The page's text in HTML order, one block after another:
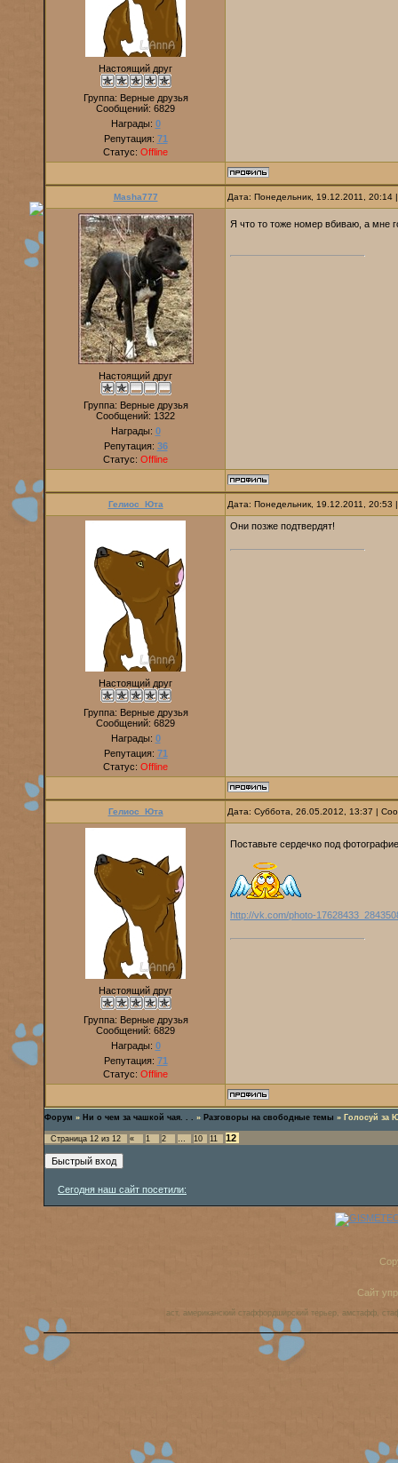
Настоящий друг
Группа: Верные друзья
Сообщений: 6829
Награды: 0
Репутация: 71
Статус: Offline
Masha777 Дата: Понедельник, 19.12.2011,
Настоящий друг
Группа: Верные друзья
Сообщений: 1322
Награды: 0
Репутация: 36
Статус: Offline
Я что то тоже номер вбиваю, а мне
Гелиос_Юта Дата: Понедельник, 19.12.2011,
Настоящий друг
Группа: Верные друзья
Сообщений: 6829
Награды: 0
Репутация: 71
Статус: Offline
Они позже подтвердят!
Гелиос_Юта Дата: Суббота, 26.05.2012, 13:37 |
Настоящий друг
Группа: Верные друзья
Сообщений: 6829
Награды: 0
Репутация: 71
Статус: Offline
Поставьте сердечко под
http://vk.com/photo-
Форум » Ни о чем за чашкой чая. . . » Разговоры на свободные темы » Голосуй за
Страница 12 из 12 « 1 2 … 10 11 12
Сегодня наш сайт посетили:
Сайт
аст, американский стаффордширский терьер, амстафф,